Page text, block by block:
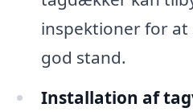
inspektioner for at
god stand.
Installation af